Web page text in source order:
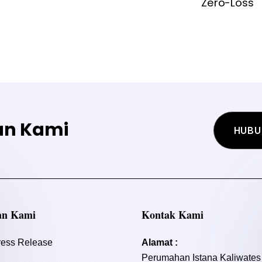
Kami
Kami
Release
Kontak Kami
Alamat :
Perumahan Istana Kaliwates